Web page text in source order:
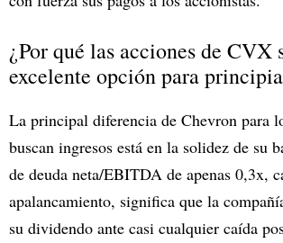
¿Por qué las acciones de CVX
excelente opción para
La principal diferencia de Chevron para
buscan ingresos está en la solidez de su
de deuda neta/EBITDA de apenas 0,3x,
apalancamiento, significa que la
su dividendo ante casi cualquier caída